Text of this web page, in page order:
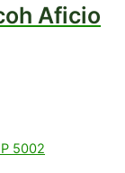
Aficio